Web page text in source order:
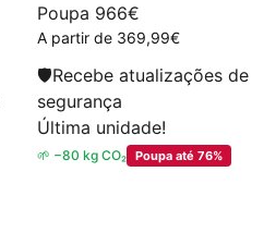
Poupa 966€
A partir de 369,99€
🛡Recebe atualizações de
segurança
Última unidade!
🌱 −80 kg CO₂ Poupa até 76%